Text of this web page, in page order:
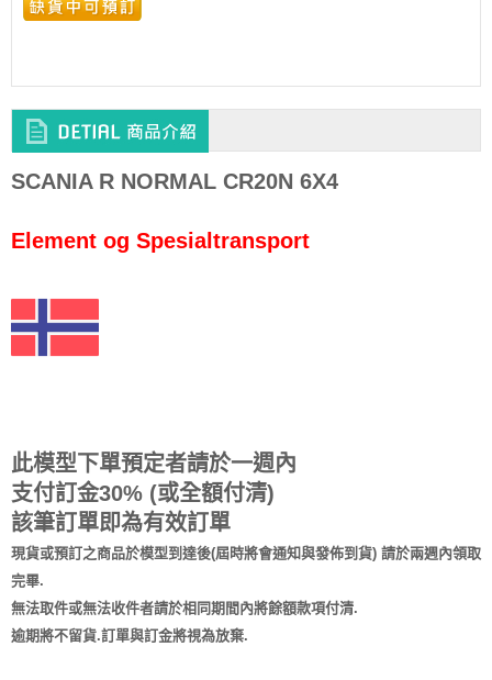
SCANIA R NORMAL CR20N 6X4
Element og Spesialtransport
此模型下單預定者請於一週內
支付訂金30% (或全額付清)
該筆訂單即為有效訂單
現貨或預訂之商品於模型到達後(屆時將會通知與發佈到貨) 請於兩週內領取
完畢.
無法取件或無法收件者請於相同期間內將餘額款項付清.
逾期將不留貨.訂單與訂金將視為放棄.